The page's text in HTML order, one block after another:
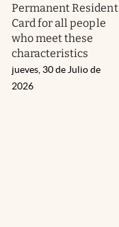
Permanent Resident
Card for all people
who meet these
characteristics
jueves, 30 de Julio de
2026